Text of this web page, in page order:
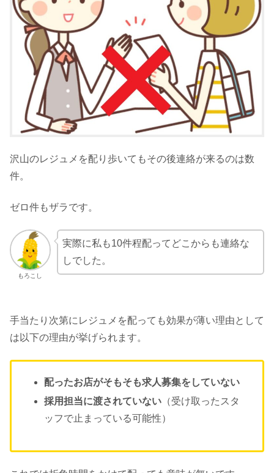
沢山のレジュメを配り歩いてもその後連絡が来るのは数
件。
ゼロ件もザラです。
もろこし
実際に私も10件程配ってどこからも連絡な
しでした。
手当たり次第にレジュメを配っても効果が薄い理由として
は以下の理由が挙げられます。
配ったお店がそもそも求人募集をしていない
採用担当に渡されていない （受け取ったスタ
ッフで止まっている可能性）